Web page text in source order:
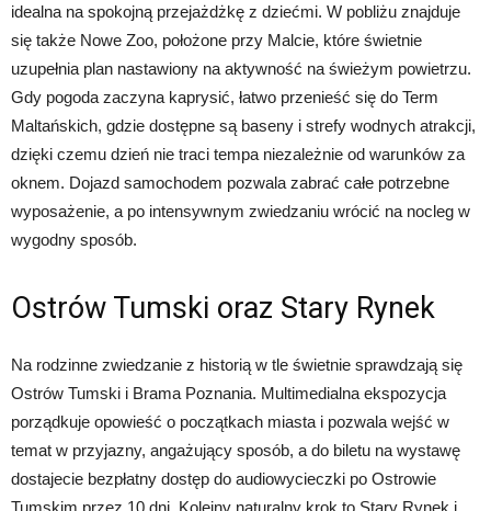
idealna na spokojną przejażdżkę z dziećmi. W pobliżu znajduje
się także Nowe Zoo, położone przy Malcie, które świetnie
uzupełnia plan nastawiony na aktywność na świeżym powietrzu.
Gdy pogoda zaczyna kaprysić, łatwo przenieść się do Term
Maltańskich, gdzie dostępne są baseny i strefy wodnych atrakcji,
dzięki czemu dzień nie traci tempa niezależnie od warunków za
oknem. Dojazd samochodem pozwala zabrać całe potrzebne
wyposażenie, a po intensywnym zwiedzaniu wrócić na nocleg w
wygodny sposób.
Ostrów Tumski oraz Stary Rynek
Na rodzinne zwiedzanie z historią w tle świetnie sprawdzają się
Ostrów Tumski i Brama Poznania. Multimedialna ekspozycja
porządkuje opowieść o początkach miasta i pozwala wejść w
temat w przyjazny, angażujący sposób, a do biletu na wystawę
dostajecie bezpłatny dostęp do audiowycieczki po Ostrowie
Tumskim przez 10 dni. Kolejny naturalny krok to Stary Rynek i